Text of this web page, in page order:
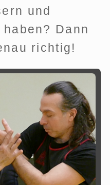
und
Dann
richtig!